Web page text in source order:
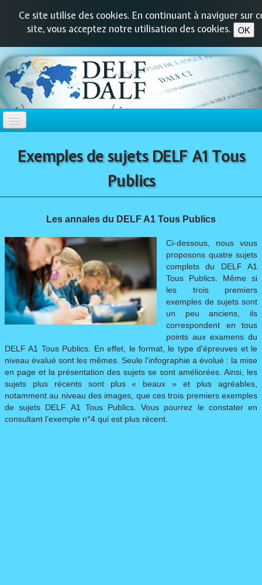
Ce site utilise des cookies. En continuant à naviguer sur
site, vous acceptez notre utilisation des cookies.
OK
DELF JUNIOR▼
DELF SCOLAIRE▼
DELF PRO▼
DILF
SUJETS▼
Exemples de sujets DELF A1 Tous
Publics
Les annales du DELF A1 Tous Publics
Ci-dessous, nous vous
proposons quatre sujets
complets du DELF A1
Tous Publics. Même si
les trois premiers
exemples de sujets sont
un peu anciens, ils
correspondent en tous
points aux examens du
DELF A1 Tous Publics. En effet, le format, le type d'épreuves et le
niveau évalué sont les mêmes. Seule l'infographie a évolué : la mise
en page et la présentation des sujets se sont améliorées. Ainsi, les
sujets plus récents sont plus « beaux » et plus agréables,
notamment au niveau des images, que ces trois premiers exemples
de sujets DELF A1 Tous Publics. Vous pourrez le constater en
consultant l’exemple n°4 qui est plus récent.